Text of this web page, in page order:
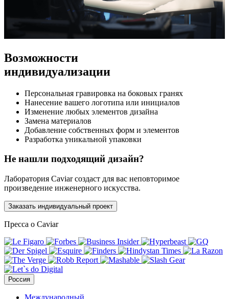
Возможности
индивидуализации
Персональная гравировка на боковых гранях
Нанесение вашего логотипа или инициалов
Изменение любых элементов дизайна
Замена материалов
Добавление собственных форм и элементов
Разработка уникальной упаковки
Не нашли подходящий дизайн?
Лаборатория Caviar создаст для вас неповторимое
произведение инженерного искусства.
Заказать индивидуальный проект
Пресса о Caviar
Россия
Международный